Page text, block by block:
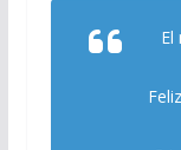
El